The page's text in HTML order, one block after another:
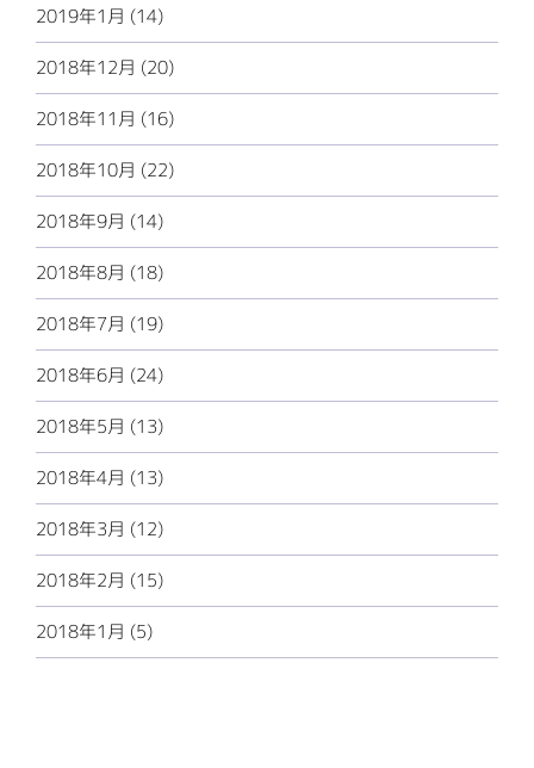
2019年1月 (14)
2018年12月 (20)
2018年11月 (16)
2018年10月 (22)
2018年9月 (14)
2018年8月 (18)
2018年7月 (19)
2018年6月 (24)
2018年5月 (13)
2018年4月 (13)
2018年3月 (12)
2018年2月 (15)
2018年1月 (5)